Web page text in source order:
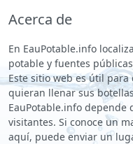
Acerca de
En EauPotable.info
potable y fuentes
Este sitio web es útil
quieran llenar sus
EauPotable.info depende
visitantes. Si conoce un
aquí, puede enviar un